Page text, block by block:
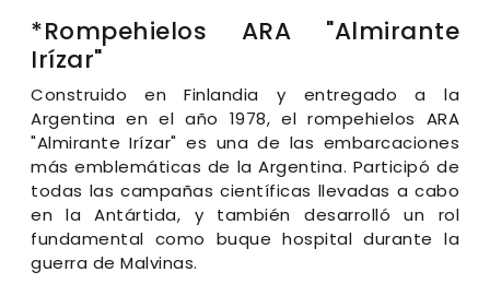
*Rompehielos ARA "Almirante
Irízar"
Construido en Finlandia y entregado a la
Argentina en el año 1978, el rompehielos ARA
"Almirante Irízar" es una de las embarcaciones
más emblemáticas de la Argentina. Participó de
todas las campañas científicas llevadas a cabo
en la Antártida, y también desarrolló un rol
fundamental como buque hospital durante la
guerra de Malvinas.